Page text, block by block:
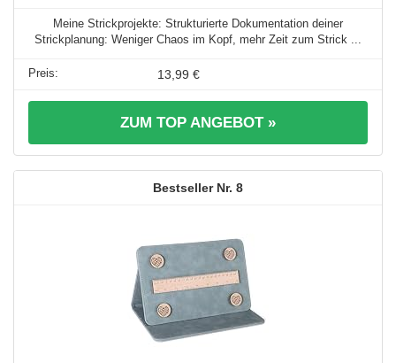
Meine Strickprojekte: Strukturierte Dokumentation deiner
Strickplanung: Weniger Chaos im Kopf, mehr Zeit zum Strick ...
13,99 €
ZUM TOP ANGEBOT »
8